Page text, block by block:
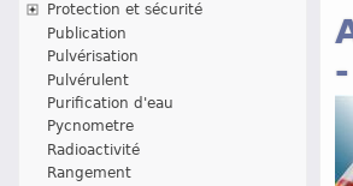
Protection et sécurité
Publication
Pulvérisation
Pulvérulent
Purification d'eau
Pycnometre
Radioactivité
Rangement